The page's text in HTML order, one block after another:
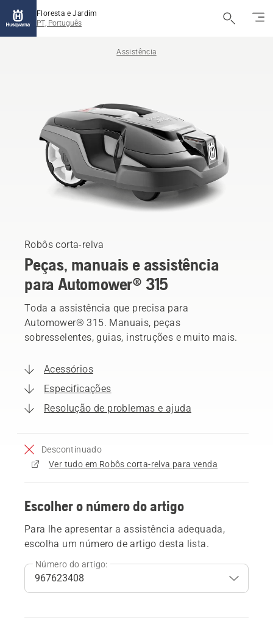
Floresta e Jardim
PT, Português
Assistência
Robôs corta-relva
Peças, manuais e assistência
para Automower® 315
Toda a assistência que precisa para
Automower® 315. Manuais, peças
sobresselentes, guias, instruções e muito mais.
Acessórios
Especificações
Resolução de problemas e ajuda
Descontinuado
Ver tudo em Robôs corta-relva para venda
Escolher o número do artigo
Para lhe apresentar a assistência adequada,
escolha um número de artigo desta lista.
Número do artigo: